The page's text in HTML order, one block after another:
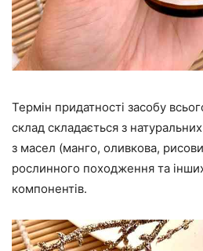
Термін придатності засобу
склад складається з
з масел (манго, оливкова,
рослинного походження та
компонентів.